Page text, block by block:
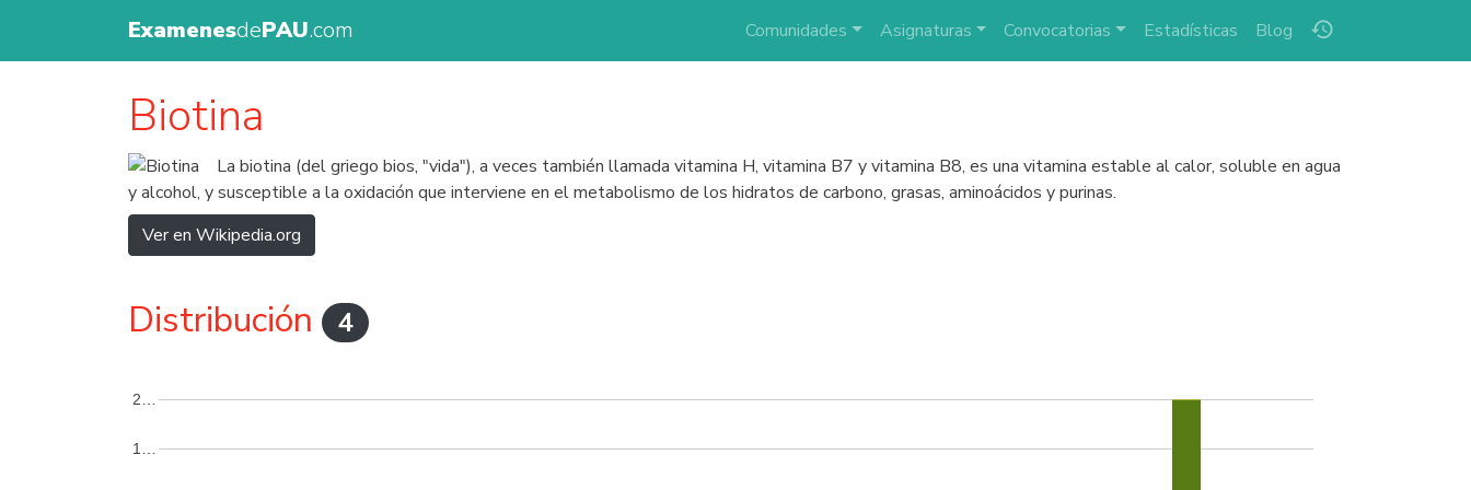
ExamenesdePAU.com history
Comunidades Asignaturas Convocatorias Estadísticas Blog
Biotina
La biotina (del griego bios, "vida"), a veces también llamada vitamina H, vitamina B7 y vitamina B8, es una vitamina estable al calor, soluble en agua
y alcohol, y susceptible a la oxidación que interviene en el metabolismo de los hidratos de carbono, grasas, aminoácidos y purinas.
Ver en Wikipedia.org
Distribución 4
1…
2…